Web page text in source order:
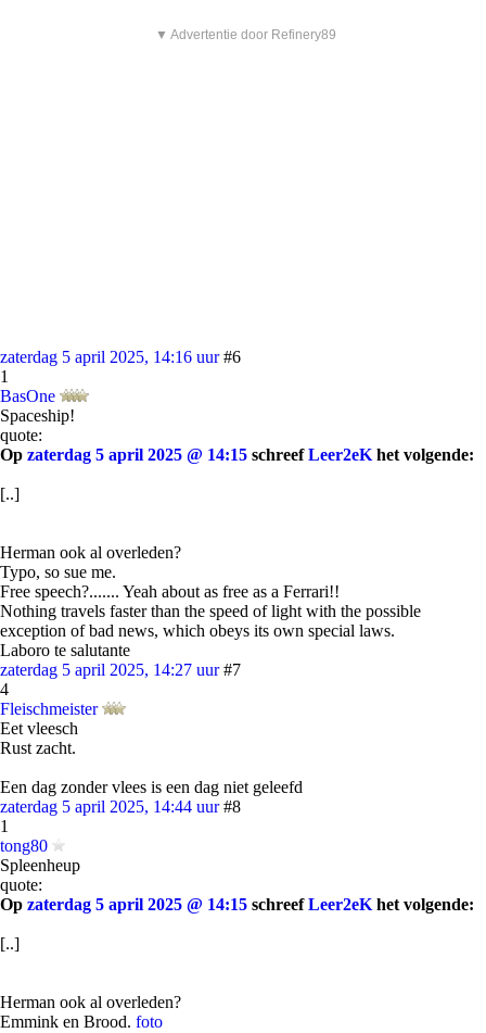
▼ Advertentie door Refinery89
zaterdag 5 april 2025, 14:16 uur #6
1
BasOne
Spaceship!
quote:
Op zaterdag 5 april 2025 @ 14:15 schreefLeer2eK het volgende:
[..]
Herman ook al overleden?
Typo, so sue me.
Free speech?....... Yeah about as free as a Ferrari!!
Nothing travels faster than the speed of light with the possible
exception of bad news, which obeys its own special laws.
Laboro te salutante
zaterdag 5 april 2025, 14:27 uur #7
4
Fleischmeister
Eet vleesch
Rust zacht.
Een dag zonder vlees is een dag niet geleefd
zaterdag 5 april 2025, 14:44 uur #8
1
tong80
Spleenheup
quote:
Op zaterdag 5 april 2025 @ 14:15 schreefLeer2eK het volgende:
[..]
Herman ook al overleden?
Emmink en Brood. foto